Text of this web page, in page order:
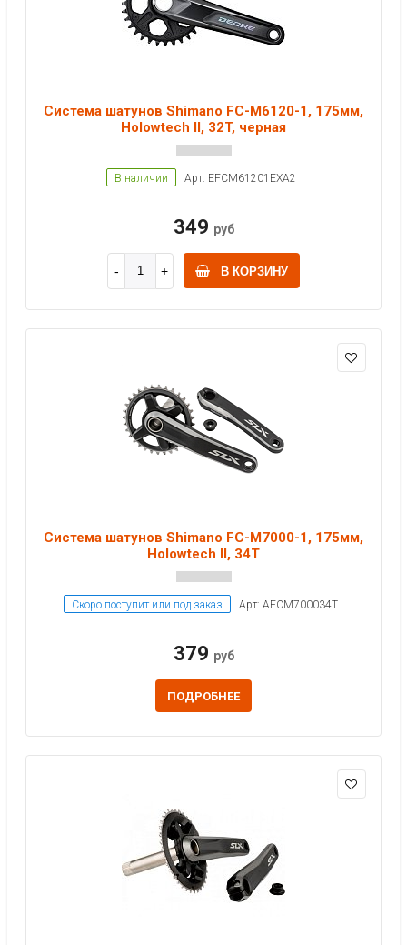
Система шатунов Shimano FC-M6120-1, 175мм,
Holowtech II, 32T, черная
В наличии Арт: EFCM61201EXA2
349 руб
В КОРЗИНУ
Система шатунов Shimano FC-M7000-1, 175мм,
Holowtech II, 34T
Скоро поступит или под заказ Арт: AFCM700034T
379 руб
ПОДРОБНЕЕ